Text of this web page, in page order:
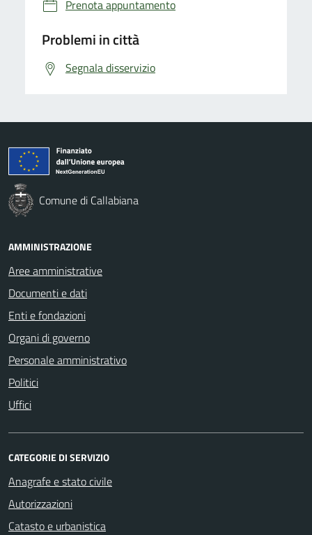
Prenota appuntamento
Problemi in città
Segnala disservizio
Comune di Callabiana
AMMINISTRAZIONE
Aree amministrative
Documenti e dati
Enti e fondazioni
Organi di governo
Personale amministrativo
Politici
Uffici
CATEGORIE DI SERVIZIO
Anagrafe e stato civile
Autorizzazioni
Catasto e urbanistica